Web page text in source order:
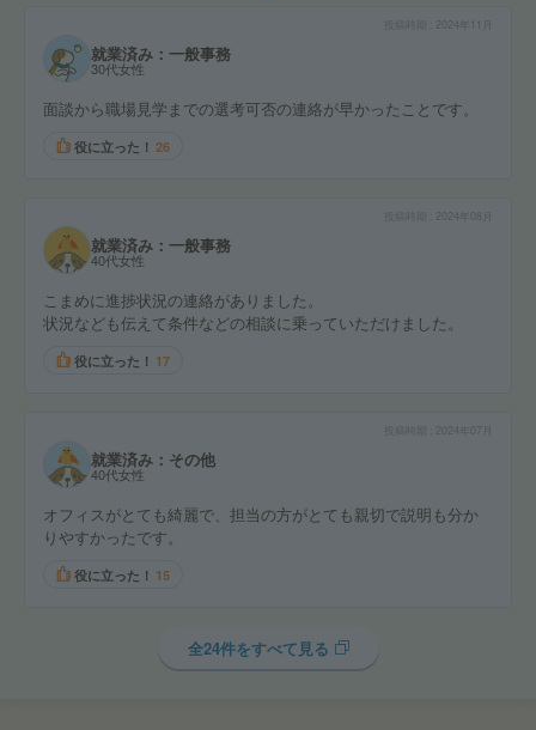
2024年11月
就業済み：一般事務
30代女性
面談から職場見学までの選考可否の連絡が早かったことです。
役に立った！ 26
2024年08月
就業済み：一般事務
40代女性
こまめに進捗状況の連絡がありました。
状況なども伝えて条件などの相談に乗っていただけました。
役に立った！ 17
2024年07月
就業済み：その他
40代女性
オフィスがとても綺麗で、担当の方がとても親切で説明も分か
りやすかったです。
役に立った！ 15
全24件をすべて見る